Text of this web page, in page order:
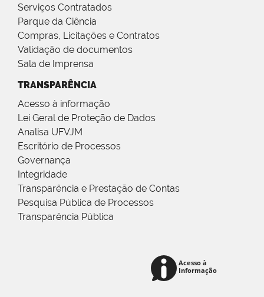
Serviços Contratados
Parque da Ciência
Compras, Licitações e Contratos
Validação de documentos
Sala de Imprensa
TRANSPARÊNCIA
Acesso à informação
Lei Geral de Proteção de Dados
Analisa UFVJM
Escritório de Processos
Governança
Integridade
Transparência e Prestação de Contas
Pesquisa Pública de Processos
Transparência Pública